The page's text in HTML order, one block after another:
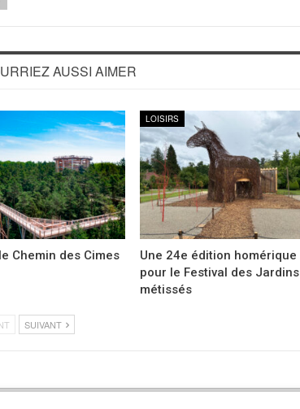
AUSSI AIMER
Chemin des Cimes
LOISIRS
Une 24e édition homérique
pour le Festival des Jardins
métissés
SUIVANT